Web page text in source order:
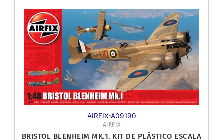
AIRFIX-A09190
AIRFIX
BRISTOL BLENHEIM MK.1. KIT DE PLÁSTICO ESCALA